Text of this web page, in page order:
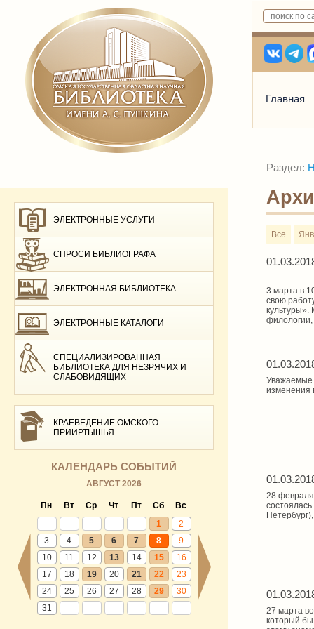
Главная
ЭЛЕКТРОННЫЕ УСЛУГИ
СПРОСИ БИБЛИОГРАФА
ЭЛЕКТРОННАЯ БИБЛИОТЕКА
ЭЛЕКТРОННЫЕ КАТАЛОГИ
СПЕЦИАЛИЗИРОВАННАЯ
БИБЛИОТЕКА ДЛЯ НЕЗРЯЧИХ И
СЛАБОВИДЯЩИХ
КРАЕВЕДЕНИЕ ОМСКОГО
ПРИИРТЫШЬЯ
КАЛЕНДАРЬ СОБЫТИЙ
АВГУСТ 2026
Пн Вт Ср Чт Пт Сб
Вс
1
2
3
4 5 6 7 8
9
10
11 12 13 14 15
16
17
18 19 20 21 22
23
24
25 26 27 28 29
30
31
Раздел:
Все
3 марта в
свою
культуры».
филологии,
Уважаемые
изменения
28
27 марта
который